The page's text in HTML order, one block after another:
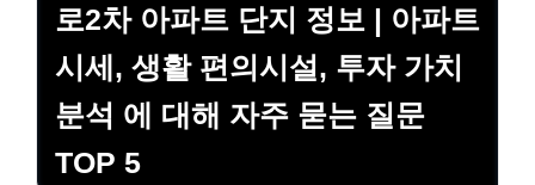
로2차 아파트 단지 정보 | 아파트
시세, 생활 편의시설, 투자 가치
분석 에 대해 자주 묻는 질문
TOP 5